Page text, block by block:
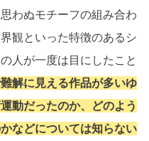
わぬモチーフの組み合わ
観といった特徴のあるシ
人が一度は目にしたこと
解に見える作品が多いゆ
動だったのか、どのよう
などについては知らない